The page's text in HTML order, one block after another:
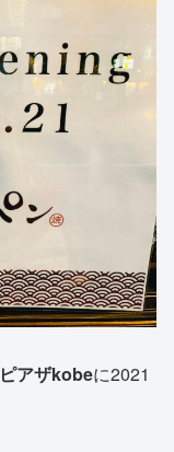
ピアザkobeに2021